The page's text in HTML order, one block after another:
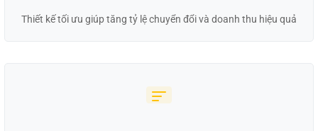
Thiết kế tối ưu giúp tăng tỷ lệ chuyển đổi và doanh thu hiệu quả